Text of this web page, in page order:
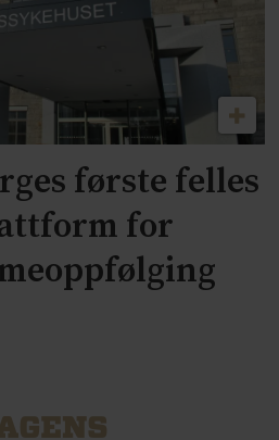
første felles
for